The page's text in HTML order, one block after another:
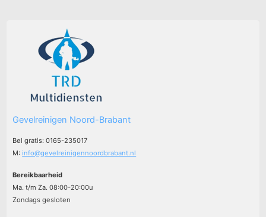
Gevelreinigen Noord-Brabant
Bel gratis: 0165-235017
M:info@gevelreinigennoordbrabant.nl
Bereikbaarheid
Ma. t/m Za. 08:00-20:00u
Zondags gesloten